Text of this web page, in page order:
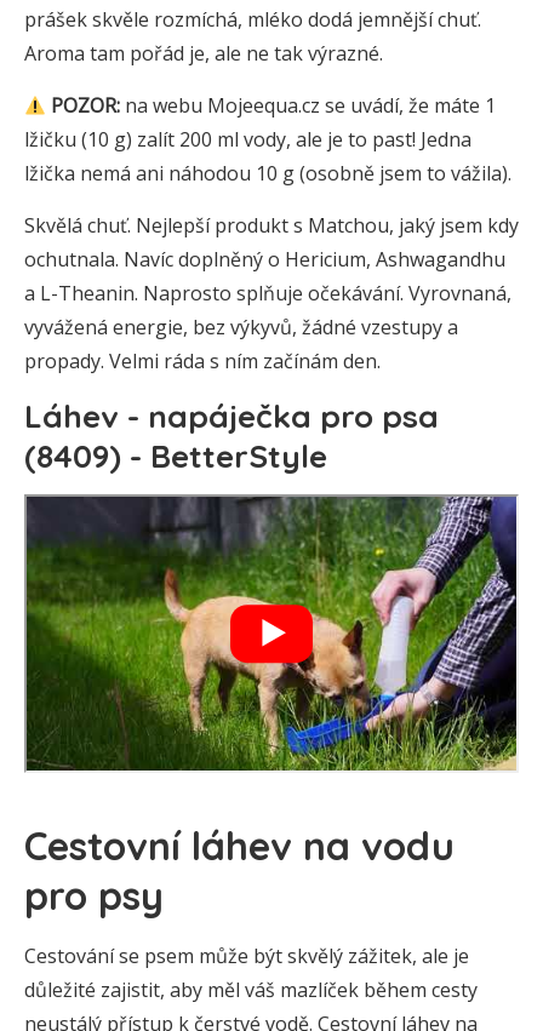
prášek skvěle rozmíchá, mléko dodá jemnější chuť.
Aroma tam pořád je, ale ne tak výrazné.
POZOR: na webu Mojeequa.cz se uvádí, že máte 1
lžičku (10 g) zalít 200 ml vody, ale je to past! Jedna
lžička nemá ani náhodou 10 g (osobně jsem to vážila).
Skvělá chuť. Nejlepší produkt s Matchou, jaký jsem kdy
ochutnala. Navíc doplněný o Hericium, Ashwagandhu
a L-Theanin. Naprosto splňuje očekávání. Vyrovnaná,
vyvážená energie, bez výkyvů, žádné vzestupy a
propady. Velmi ráda s ním začínám den.
Láhev - napáječka pro psa
(8409) - BetterStyle
Cestovní láhev na vodu
pro psy
Cestování se psem může být skvělý zážitek, ale je
důležité zajistit, aby měl váš mazlíček během cesty
neustálý přístup k čerstvé vodě. Cestovní láhev na